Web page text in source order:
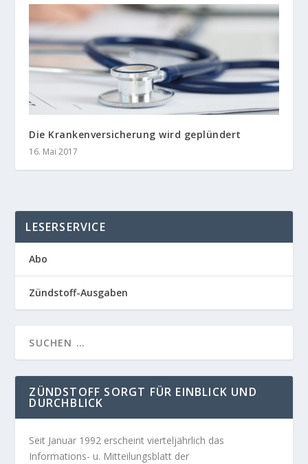
Die Krankenversicherung wird geplündert
16. Mai 2017
LESERSERVICE
Abo
Zündstoff-Ausgaben
ZÜNDSTOFF SORGT FÜR EINBLICK UND
DURCHBLICK
Seit Januar 1992 erscheint vierteljährlich das
Informations- u. Mitteilungsblatt der